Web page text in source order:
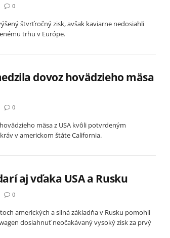
0
štvrťročný zisk, avšak kaviarne nedosiahli
trhu v Európe.
dovoz hovädzieho mäsa
0
mäsa z USA kvôli potvrdeným
v americkom štáte California.
aj vďaka USA a Rusku
0
amerických a silná základňa v Rusku pomohli
dosiahnuť neočakávaný vysoký zisk za prvý